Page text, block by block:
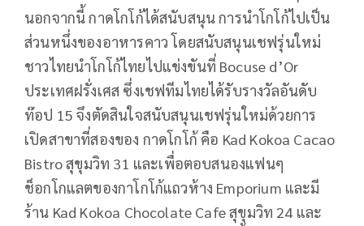
นอกจากนี้ กาดโกโก้ได้สนับสนุน การนำโกโก้ไปเป็น
ส่วนหนึ่งของอาหารคาว โดยสนับสนุนเชฟรุ่นใหม่
ชาวไทยนำโกโก้ไทยไปแข่งขันที่ Bocuse d’Or
ประเทศฝรั่งเศส ซึ่งเชฟทีมไทยได้รับรางวัลอันดับ
ท๊อป 15 จึงตัดสินใจสนับสนุนเชฟรุ่นใหม่ด้วยการ
เปิดสาขาที่สองของ กาดโกโก้ คือ Kad Kokoa Cacao
Bistro สุขุมวิท 31 และเพื่อตอบสนองแฟนๆ
ช็อกโกแลตของกาโกโก้แถวห้าง Emporium และมี
ร้าน Kad Kokoa Chocolate Cafe สุขุมวิท 24 และ